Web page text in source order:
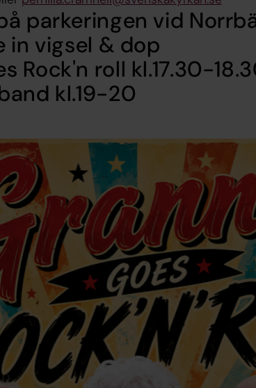
parkeringen vid
in vigsel & dop
Rock'n roll kl.17.30-
kl.19-20